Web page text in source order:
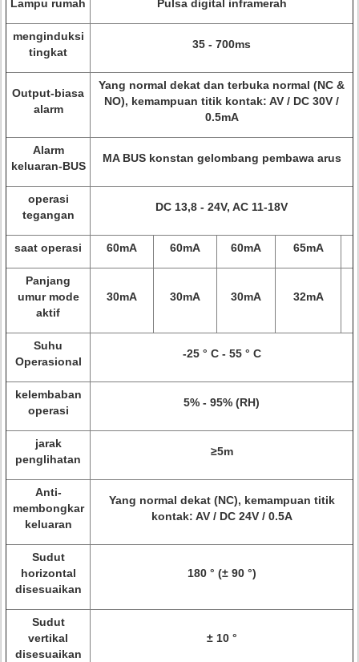
Lampu rumah Pulsa digital inframerah
menginduksi
tingkat
35 - 700ms
Output-biasa
alarm
Yang normal dekat dan terbuka normal (NC &
NO), kemampuan titik kontak: AV / DC 30V /
0.5mA
Alarm
keluaran-BUS
MA BUS konstan gelombang pembawa arus
operasi
tegangan
DC 13,8 - 24V, AC 11-18V
saat operasi 60mA 60mA 60mA 65mA
Panjang
umur mode
aktif
30mA 30mA 30mA 32mA
Suhu
Operasional
-25 ° C - 55 ° C
kelembaban
operasi
5% - 95% (RH)
jarak
penglihatan
≥5m
Anti-
membongkar
keluaran
Yang normal dekat (NC), kemampuan titik
kontak: AV / DC 24V / 0.5A
Sudut
horizontal
disesuaikan
180 ° (± 90 °)
Sudut
vertikal
disesuaikan
± 10 °